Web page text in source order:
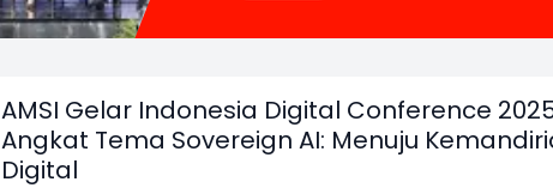
AMSI Gelar Indonesia Digital Conference
Angkat Tema Sovereign AI: Menuju
Digital